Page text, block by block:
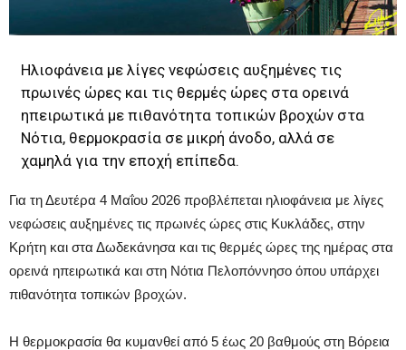
Ηλιοφάνεια με λίγες νεφώσεις αυξημένες τις
πρωινές ώρες και τις θερμές ώρες στα ορεινά
ηπειρωτικά με πιθανότητα τοπικών βροχών στα
Νότια, θερμοκρασία σε μικρή άνοδο, αλλά σε
χαμηλά για την εποχή επίπεδα.
Για τη Δευτέρα 4 Μαΐου 2026 προβλέπεται ηλιοφάνεια με λίγες
νεφώσεις αυξημένες τις πρωινές ώρες στις Κυκλάδες, στην
Κρήτη και στα Δωδεκάνησα και τις θερμές ώρες της ημέρας στα
ορεινά ηπειρωτικά και στη Νότια Πελοπόννησο όπου υπάρχει
πιθανότητα τοπικών βροχών.
Η θερμοκρασία θα κυμανθεί από 5 έως 20 βαθμούς στη Βόρεια